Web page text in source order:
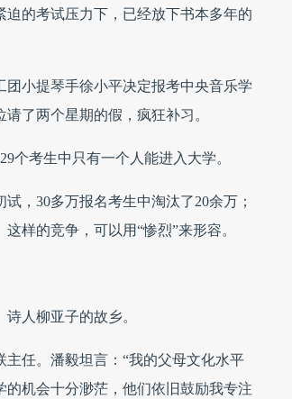
的考试压力下，已经放下书本多年的
小提琴手徐小平决定报考中央音乐学
了两个星期的假，疯狂补习。
个考生中只有一个人能进入大学。
，30多万报名考生中淘汰了20余万；
样的竞争，可以用“惨烈”来形容。
人柳亚子的故乡。
任。潘毅坦言：“我的父母文化水平
机会十分渺茫，他们依旧鼓励我专注